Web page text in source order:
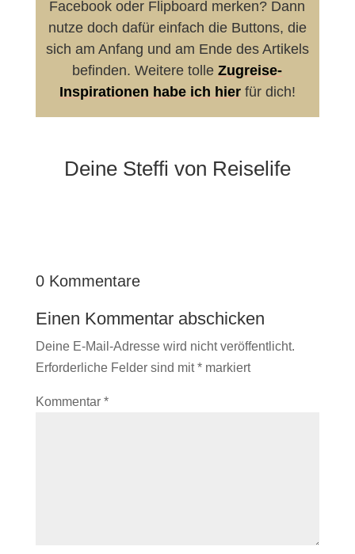
Facebook oder Flipboard merken? Dann
nutze doch dafür einfach die Buttons, die
sich am Anfang und am Ende des Artikels
befinden. Weitere tolleZugreise-
Inspirationen habe ich hierfür dich!
Deine Steffi von Reiselife
0 Kommentare
Einen Kommentar abschicken
Deine E-Mail-Adresse wird nicht veröffentlicht.
Erforderliche Felder sind mit*markiert
Kommentar *